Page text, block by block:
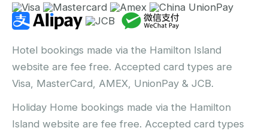
Hotel bookings made via the Hamilton Island
website are fee free. Accepted card types are
Visa, MasterCard, AMEX, UnionPay & JCB.
Holiday Home bookings made via the Hamilton
Island website are fee free. Accepted card types